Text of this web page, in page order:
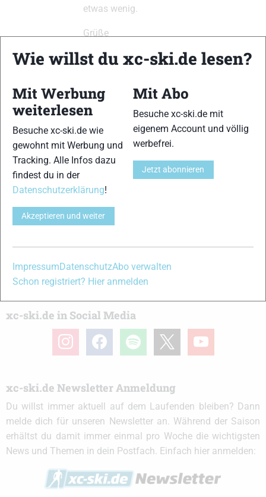
etwas wenig.
Grüße
Mario
xc-ski.de ist DAS deutschsprachige Portal mit aktuellen
News aus dem Skilanglauf, Biathlon und der Nordischen
Kombination, einer Loipendatenbank,
und allem was du sonst noch über deine Lieblingssportarten
wissen solltest.
ObSkilanglauf-Anfänger oder Profi-Sportler, wir haben
immer ein offenes Ohr für dich! Du kannst uns jederzeit über
dasKontaktformularerreichen.
Partner
xc-ski.de in Social Media
instagramfacebook spotify youtube
xc-ski.de Newsletter Anmeldung
Du willst immer aktuell auf dem Laufenden bleiben? Dann
melde dich für unseren Newsletter an. Während der Saison
erhältst du damit immer einmal pro Woche die wichtigsten
News und Themen in dein Postfach. Einfach hier anmelden:
Wie willst du xc-ski.de lesen?
Mit Werbung
weiterlesen
Besuche xc-ski.de wie
gewohnt mit Werbung und
Tracking. Alle Infos dazu
findest du in der
Datenschutzerklärung!
Akzeptieren und weiter
Mit Abo
Besuche xc-ski.de mit
eigenem Account und völlig
werbefrei.
Jetzt abonnieren
ImpressumDatenschutzAbo verwalten
Schon registriert? Hier anmelden